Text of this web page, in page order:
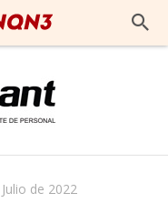
de 2022